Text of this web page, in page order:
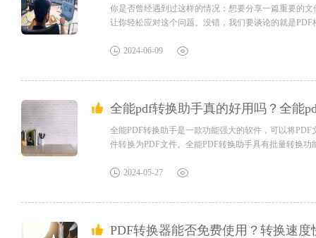
你是否曾经遇到过这样的情况：想要分享一篇重要的
让你轻松应对这个问题。没错，我们要谈论的就是
单又实用的方法，让你轻松驾驭PDF格式，快来一起探
2024-06-09
全能pdf转换助手真的好用吗？全能
全能PDF转换助手是一款功能强大的软件，可以将PDF
件转换为PDF文件。全能PDF转换助手具有批量转换
手是福昕软件旗下的一款强大的PDF转换工具。它可以
2024-05-27
PDF转换器能否免费使用？转换速度